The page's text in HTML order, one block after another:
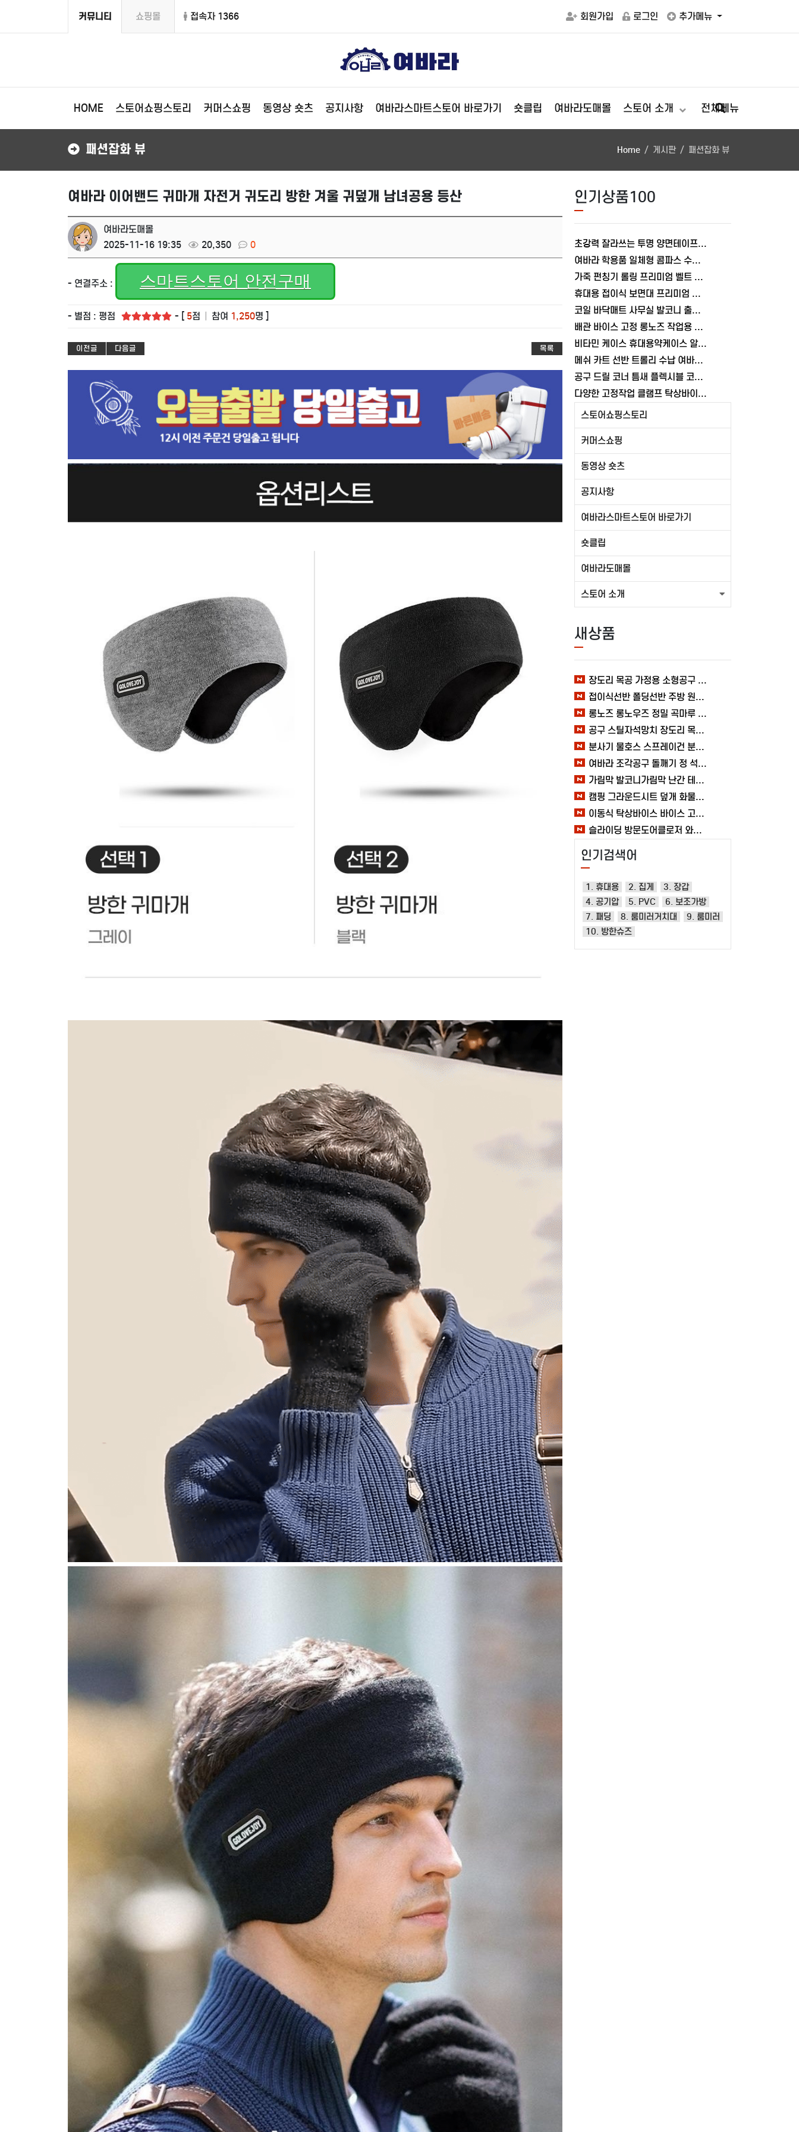
커뮤니티 쇼핑몰 접속자 1366 회원가입 로그인 추가메뉴
HOME 스토어쇼핑스토리 커머스쇼핑 동영상 숏츠 공지사항 여바라스마트스토어 바로가기 숏클립 여바라도매몰 스토어 소개 전체메뉴
패션잡화 뷰 Home 게시판 패션잡화 뷰
여바라 이어밴드 귀마개 자전거 귀도리 방한 겨울 귀덮개 남녀공용 등산
여바라도매몰
2025-11-16 19:35
20,350 0
- 연결주소 : 스마트스토어 안전구매
- 별점 : 평점 - [ 5점 참여 1,250명 ]
이전글 다음글 목록
인기상품100
초강력 잘라쓰는 투명 양면테이프 나노겔 5m 실리콘 여바라 테이프
여바라 학용품 일체형 콤파스 수학교구 준비물 제도 컴퍼스
가죽 펀칭기 롤링 프리미엄 벨트 허리띠 다용도 구멍뚫기 공예 타공기 가방 여바라
휴대용 접이식 보면대 프리미엄 전문가용 악보거치대 가방포함 악보대
코일 바닥매트 사무실 발코니 출입구 매트 베란다 업소용 현관 매장 재단 여바라
배관 바이스 고정 롱노즈 작업용 RP6.5 판금 공구 플라이어 락킹 여바라
비타민 케이스 휴대용약케이스 알약보관함 요일별약통 영양제 여바라
메쉬 카트 선반 트롤리 수납 여바라 화이트 틈새 이동식 3단 철제
공구 드릴 코너 틈새 플렉시블 코브라 비트홀더 자바라 드라이버 여바라
다양한 고정작업 클램프 탁상바이스 가공 80MM 테이블 이동식 목공 바이스
스토어쇼핑스토리
커머스쇼핑
동영상 숏츠
공지사항
여바라스마트스토어 바로가기
숏클립
여바라도매몰
스토어 소개
새상품
장도리 목공 가정용 소형공구 캠핑 손망치 휴대용 미니망치 여바라
접이식선반 폴딩선반 주방 원터치 여바라 4단, 이동식 베란다 팬트리 72x34x126.5cm, 수납 블랙
롱노즈 롱노우즈 정밀 곡마루 공구용품 작업 케이블 조립 여바라 공예 전선
공구 스틸자석망치 장도리 목공 쇠망치 캠핑 목수 가정용 빠루 여바라
분사기 물호스 스프레이건 분사건 청소 베란다 대형 원예용 수도 욕실 여바라
여바라 조각공구 돌깨기 정 석공 250x16mm 조각정 송곳형 손보호
가림막 발코니가림막 난간 테라스 가리개 베란다 다용도 사생활보호 3M 여바라
캠핑 그라운드시트 덮개 화물차 시트 바닥 방수포 여바라 타포린 2X3 블루 텐트
이동식 탁상바이스 바이스 고정작업 클램프 테이블 가공 목공 다양한 60MM 여바라
슬라이딩 방문도어클로저 와이어 미닫이 자동문닫힘 1.2mm 열림방지 무타공 중문 여바라
인기검색어
1. 휴대용 2. 집게
3. 장갑
4. 공기압
5. PVC
6. 보조가방
7. 패딩
8. 룸미러거치대
9. 룸미러
10. 방한슈즈